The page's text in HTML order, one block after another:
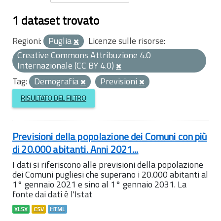
1 dataset trovato
Regioni: Puglia
Licenze sulle risorse:
Creative Commons Attribuzione 4.0
Internazionale (CC BY 4.0)
Tag: Demografia Previsioni
RISULTATO DEL FILTRO
Previsioni della popolazione dei Comuni con più
di 20.000 abitanti. Anni 2021...
I dati si riferiscono alle previsioni della popolazione
dei Comuni pugliesi che superano i 20.000 abitanti al
1° gennaio 2021 e sino al 1° gennaio 2031. La
fonte dai dati è l'Istat
XLSX CSV HTML